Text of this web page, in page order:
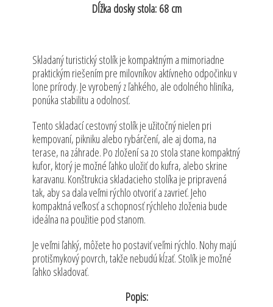
Dĺžka dosky stola: 68 cm
Skladaný turistický stolík je kompaktným a mimoriadne
praktickým riešením pre milovníkov aktívneho odpočinku v
lone prírody. Je vyrobený z ľahkého, ale odolného hliníka,
ponúka stabilitu a odolnosť.
Tento skladací cestovný stolík je užitočný nielen pri
kempovaní, pikniku alebo rybárčení, ale aj doma, na
terase, na záhrade. Po zložení sa zo stola stane kompaktný
kufor, ktorý je možné ľahko uložiť do kufra, alebo skrine
karavanu. Konštrukcia skladacieho stolíka je pripravená
tak, aby sa dala veľmi rýchlo otvoriť a zavrieť. Jeho
kompaktná veľkosť a schopnosť rýchleho zloženia bude
ideálna na použitie pod stanom.
Je veľmi ľahký, môžete ho postaviť veľmi rýchlo. Nohy majú
protišmykový povrch, takže nebudú kĺzať. Stolík je možné
ľahko skladovať.
Popis: